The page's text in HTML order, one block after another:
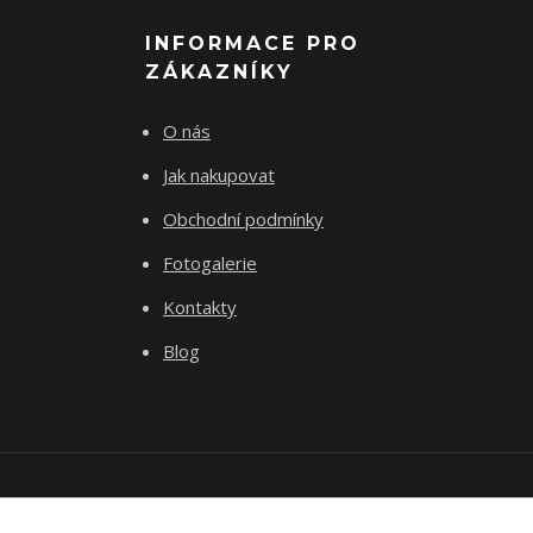
INFORMACE PRO
ZÁKAZNÍKY
O nás
Jak nakupovat
Obchodní podmínky
Fotogalerie
Kontakty
Blog